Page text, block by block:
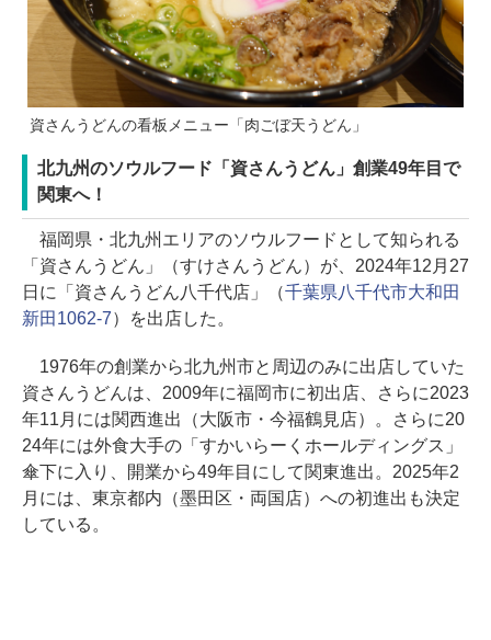
資さんうどんの看板メニュー「肉ごぼ天うどん」
北九州のソウルフード「資さんうどん」創業49年目で
関東へ！
福岡県・北九州エリアのソウルフードとして知られる
「資さんうどん」（すけさんうどん）が、2024年12月27
日に「資さんうどん八千代店」（千葉県八千代市大和田
新田1062-7）を出店した。
1976年の創業から北九州市と周辺のみに出店していた
資さんうどんは、2009年に福岡市に初出店、さらに2023
年11月には関西進出（大阪市・今福鶴見店）。さらに20
24年には外食大手の「すかいらーくホールディングス」
傘下に入り、開業から49年目にして関東進出。2025年2
月には、東京都内（墨田区・両国店）への初進出も決定
している。